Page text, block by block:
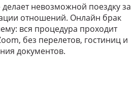
невозможной поездку за
отношений. Онлайн брак
вся процедура проходит
без перелетов, гостиниц и
документов.